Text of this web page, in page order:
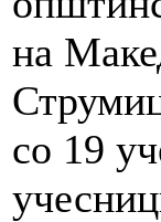
на
со 19